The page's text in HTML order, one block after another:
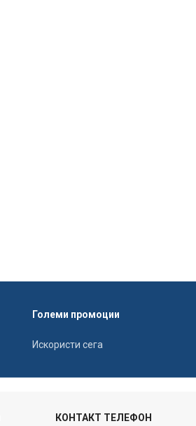
Големи промоции
Искористи сега
КОНТАКТ ТЕЛЕФОН